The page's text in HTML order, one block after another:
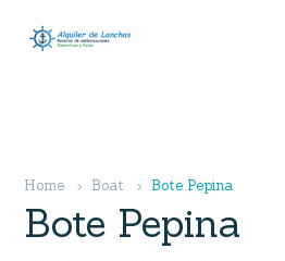
Home Boat Bote Pepina
Bote Pepina